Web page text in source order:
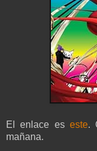
El enlace es este.
mañana.